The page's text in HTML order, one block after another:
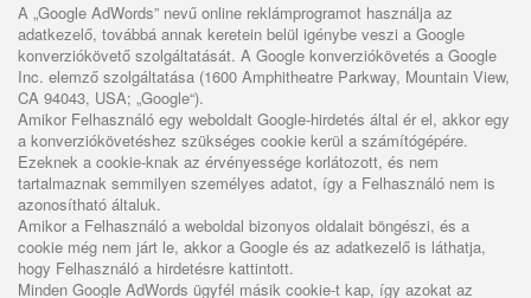
A „Google AdWords” nevű online reklámprogramot használja az
adatkezelő, továbbá annak keretein belül igénybe veszi a Google
konverziókövető szolgáltatását. A Google konverziókövetés a Google
Inc. elemző szolgáltatása (1600 Amphitheatre Parkway, Mountain View,
CA 94043, USA; „Google“).
Amikor Felhasználó egy weboldalt Google-hirdetés által ér el, akkor egy
a konverziókövetéshez szükséges cookie kerül a számítógépére.
Ezeknek a cookie-knak az érvényessége korlátozott, és nem
tartalmaznak semmilyen személyes adatot, így a Felhasználó nem is
azonosítható általuk.
Amikor a Felhasználó a weboldal bizonyos oldalait böngészi, és a
cookie még nem járt le, akkor a Google és az adatkezelő is láthatja,
hogy Felhasználó a hirdetésre kattintott.
Minden Google AdWords ügyfél másik cookie-t kap, így azokat az